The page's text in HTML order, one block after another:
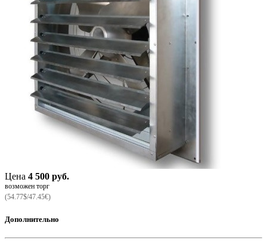
Цена 4 500 руб.
возможен торг
(54.77$/47.45€)
Дополнительно